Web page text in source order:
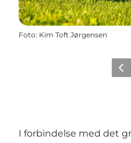
Foto: Kim Toft Jørgensen
I forbindelse med det